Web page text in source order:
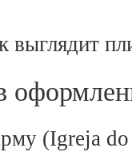
выглядит
(Igreja do